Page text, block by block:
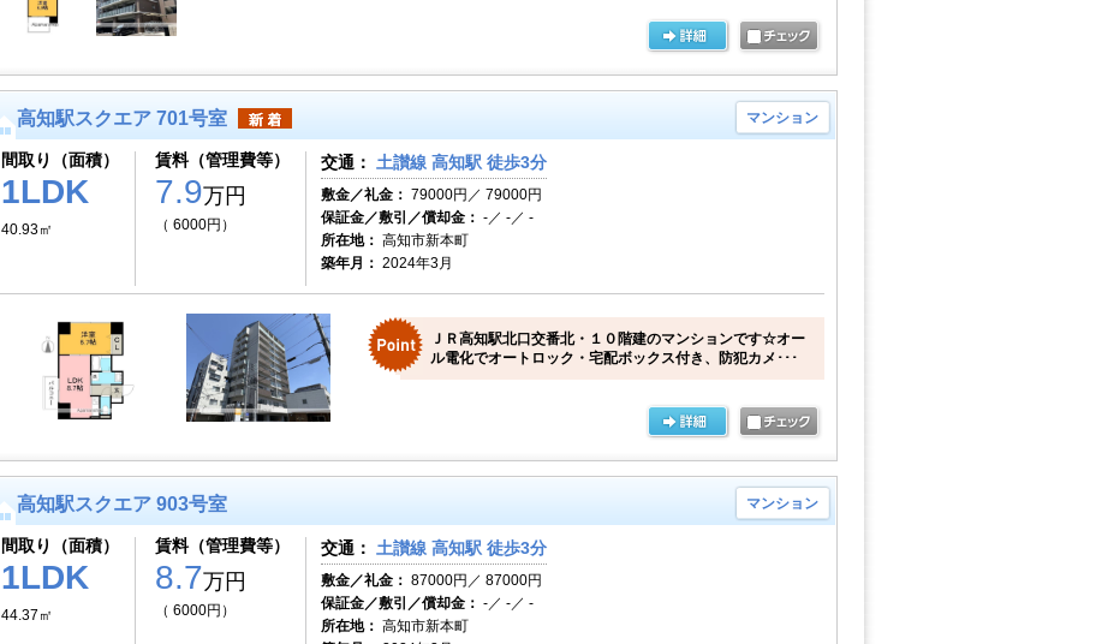
高知駅スクエア 701号室 マンション
間取り（面積）
1LDK
40.93㎡
賃料（管理費等）
7.9万円
（ 6000円）
交通： 土讃線 高知駅 徒歩3分
敷金／礼金： 79000円／ 79000円
保証金／敷引／償却金： -／ -／ -
所在地： 高知市新本町
築年月： 2024年3月
ＪＲ高知駅北口交番北・１０階建のマンションです☆オー
ル電化でオートロック・宅配ボックス付き、防犯カメ･･･
高知駅スクエア 903号室 マンション
間取り（面積）
1LDK
44.37㎡
賃料（管理費等）
8.7万円
（ 6000円）
交通： 土讃線 高知駅 徒歩3分
敷金／礼金： 87000円／ 87000円
保証金／敷引／償却金： -／ -／ -
所在地： 高知市新本町